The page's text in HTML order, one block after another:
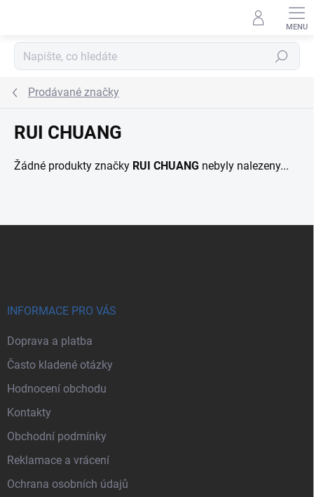
Hledat
Prodávané značky
RUI CHUANG
Žádné produkty značky RUI CHUANG nebyly nalezeny...
INFORMACE PRO VÁS
Doprava a platba
Často kladené otázky
Hodnocení obchodu
Kontakty
Obchodní podmínky
Reklamace a vrácení
Ochrana osobních údajů